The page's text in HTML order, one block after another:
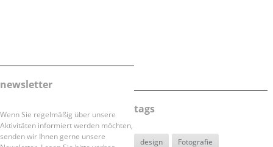
newsletter
Wenn Sie regelmäßig über unsere
Aktivitäten informiert werden möchten,
senden wir Ihnen gerne unsere
tags
design
Fotografie